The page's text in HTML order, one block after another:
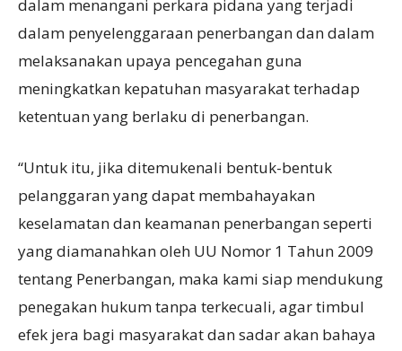
dalam menangani perkara pidana yang terjadi
dalam penyelenggaraan penerbangan dan dalam
melaksanakan upaya pencegahan guna
meningkatkan kepatuhan masyarakat terhadap
ketentuan yang berlaku di penerbangan.
“Untuk itu, jika ditemukenali bentuk-bentuk
pelanggaran yang dapat membahayakan
keselamatan dan keamanan penerbangan seperti
yang diamanahkan oleh UU Nomor 1 Tahun 2009
tentang Penerbangan, maka kami siap mendukung
penegakan hukum tanpa terkecuali, agar timbul
efek jera bagi masyarakat dan sadar akan bahaya